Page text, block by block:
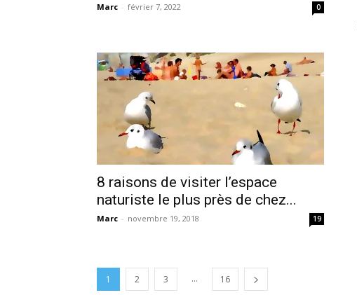
Marc - février 7, 2022 0
8 raisons de visiter l’espace
naturiste le plus près de chez...
Marc - novembre 19, 2018 19
1 2 3 ... 16